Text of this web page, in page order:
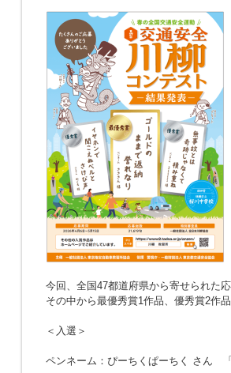
今回、全国47都道府県から寄せられた応
その中から最優秀賞1作品、優秀賞2作
＜入選＞
ペンネーム：ぴーちくぱーちく さん